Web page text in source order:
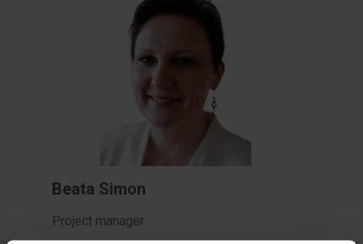
Beata Simon
Project manager